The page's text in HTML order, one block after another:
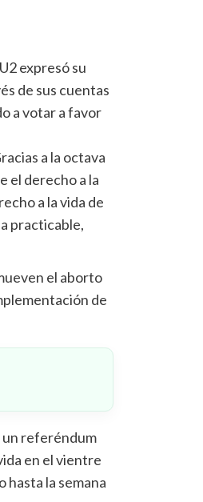
expresó su
de sus cuentas
a votar a favor
a la octava
el derecho a la
a la vida de
practicable,
el aborto
de
un referéndum
en el vientre
la semana